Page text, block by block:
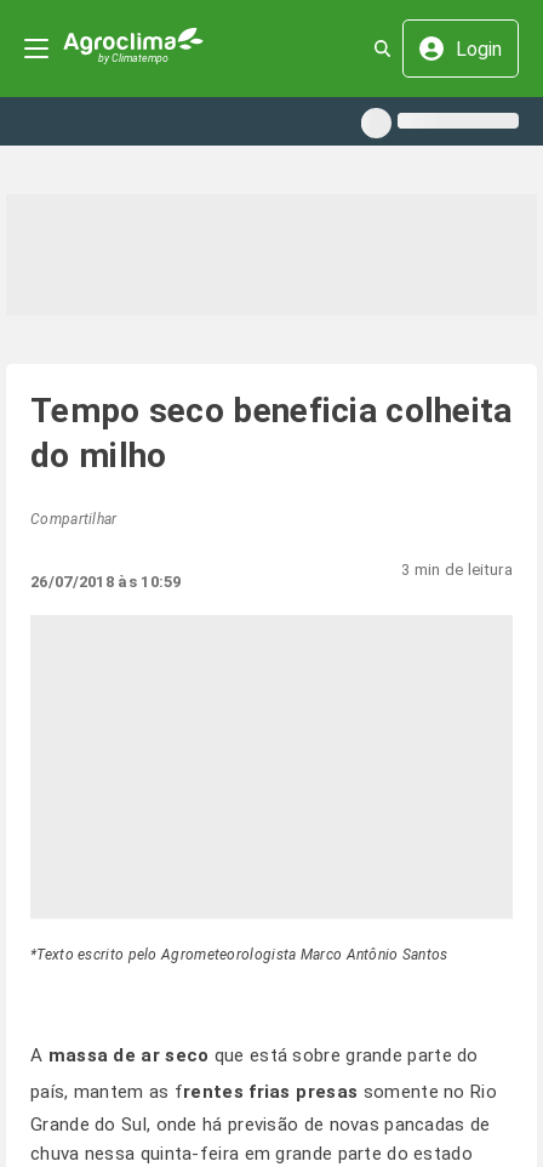
Login
Tempo seco beneficia colheita
do milho
Compartilhar
26/07/2018 às 10:59
3 min de leitura
*Texto escrito pelo Agrometeorologista Marco Antônio Santos
A massa de ar seco que está sobre grande parte do
país, mantem as frentes frias presas somente no Rio
Grande do Sul, onde há previsão de novas pancadas de
chuva nessa quinta-feira em grande parte do estado